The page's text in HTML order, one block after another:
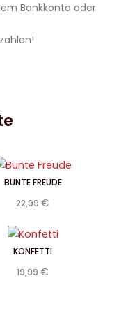
Bankkonto oder
BUNTE FREUDE
22,99 €
KONFETTI
19,99 €